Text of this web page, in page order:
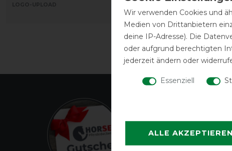
Wir verwenden Cookies und
Medien von Drittanbietern
deine IP-Adresse). Die
oder aufgrund berechtigten
jederzeit ändern oder
Essenziell
ALLE AKZEPTIEREN